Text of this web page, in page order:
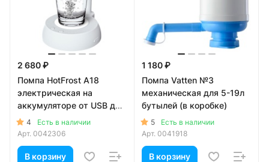
2 680 ₽
Помпа HotFrost A18
электрическая на
аккумуляторе от USB для
5-19л бутылей, белая (в
коробке)
4
Есть в наличии
Арт. 0042306
В корзину
1 180 ₽
Помпа Vatten №3
механическая для 5-19л
бутылей (в коробке)
5
Есть в наличии
Арт. 0041918
В корзину